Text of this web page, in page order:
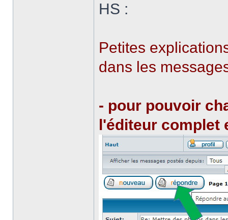
HS :
Petites
dans les
- pour pouvoir
l'éditeur complet